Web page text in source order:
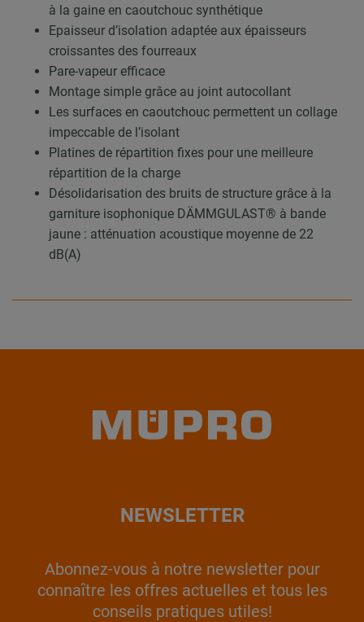
à la gaine en caoutchouc synthétique
Epaisseur d’isolation adaptée aux épaisseurs
croissantes des fourreaux
Pare-vapeur efficace
Montage simple grâce au joint autocollant
Les surfaces en caoutchouc permettent un collage
impeccable de l’isolant
Platines de répartition fixes pour une meilleure
répartition de la charge
Désolidarisation des bruits de structure grâce à la
garniture isophonique DÄMMGULAST® à bande
jaune : atténuation acoustique moyenne de 22
dB(A)
NEWSLETTER
Abonnez-vous à notre newsletter pour
connaître les offres actuelles et tous les
conseils pratiques utiles!